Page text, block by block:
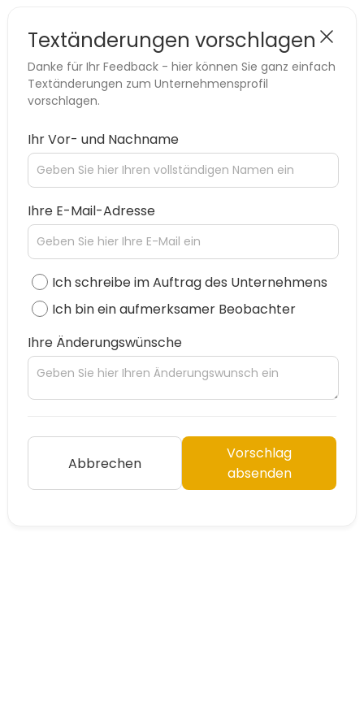
Textänderungen vorschlagen
Danke für Ihr Feedback - hier können Sie ganz einfach
Textänderungen zum Unternehmensprofil
vorschlagen.
Ihr Vor- und Nachname
Ihre E-Mail-Adresse
Ich schreibe im Auftrag des Unternehmens
Ich bin ein aufmerksamer Beobachter
Ihre Änderungswünsche
Abbrechen
Vorschlag
absenden